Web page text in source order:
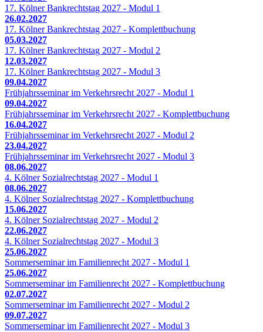
17. Kölner Bankrechtstag 2027 - Modul 1
26.02.2027
17. Kölner Bankrechtstag 2027 - Komplettbuchung
05.03.2027
17. Kölner Bankrechtstag 2027 - Modul 2
12.03.2027
17. Kölner Bankrechtstag 2027 - Modul 3
09.04.2027
Frühjahrsseminar im Verkehrsrecht 2027 - Modul 1
09.04.2027
Frühjahrsseminar im Verkehrsrecht 2027 - Komplettbuchung
16.04.2027
Frühjahrsseminar im Verkehrsrecht 2027 - Modul 2
23.04.2027
Frühjahrsseminar im Verkehrsrecht 2027 - Modul 3
08.06.2027
4. Kölner Sozialrechtstag 2027 - Modul 1
08.06.2027
4. Kölner Sozialrechtstag 2027 - Komplettbuchung
15.06.2027
4. Kölner Sozialrechtstag 2027 - Modul 2
22.06.2027
4. Kölner Sozialrechtstag 2027 - Modul 3
25.06.2027
Sommerseminar im Familienrecht 2027 - Modul 1
25.06.2027
Sommerseminar im Familienrecht 2027 - Komplettbuchung
02.07.2027
Sommerseminar im Familienrecht 2027 - Modul 2
09.07.2027
Sommerseminar im Familienrecht 2027 - Modul 3